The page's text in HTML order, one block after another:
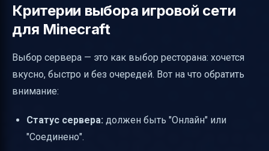
Критерии выбора игровой сети
для Minecraft
Выбор сервера — это как выбор ресторана: хочется
вкусно, быстро и без очередей. Вот на что обратить
внимание:
Статус сервера: должен быть "Онлайн" или
"Соединено".